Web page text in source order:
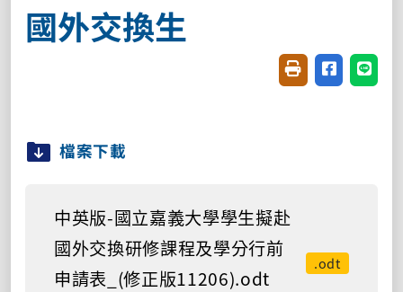
國外交換生
友善列印(開新視
分享至臉書
分享
檔案下載
中英版-國立嘉義大學學生擬赴
國外交換研修課程及學分行前
申請表_(修正版11206).odt
.odt